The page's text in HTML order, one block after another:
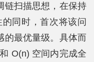
链扫描思想，在保持
同时，首次将该问
的最优量级。具体而
O(n) 空间内完成全